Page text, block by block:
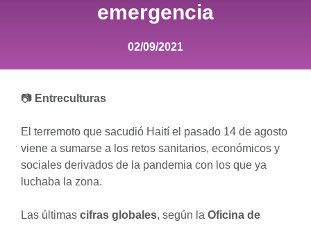
emergencia
02/09/2021
📷 Entreculturas
El terremoto que sacudió Haití el pasado 14 de agosto
viene a sumarse a los retos sanitarios, económicos y
sociales derivados de la pandemia con los que ya
luchaba la zona.
Las últimas cifras globales, según la Oficina de